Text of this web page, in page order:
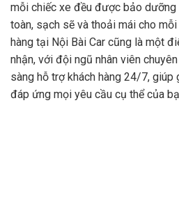
mỗi chiếc xe đều được bảo
toàn, sạch sẽ và thoải mái cho
hàng tại Nội Bài Car cũng là một
nhận, với đội ngũ nhân viên
sàng hỗ trợ khách hàng 24/7,
đáp ứng mọi yêu cầu cụ thể của